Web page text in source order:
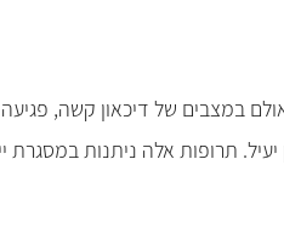
במצבים של דיכאון קשה,
תרופות אלה ניתנות